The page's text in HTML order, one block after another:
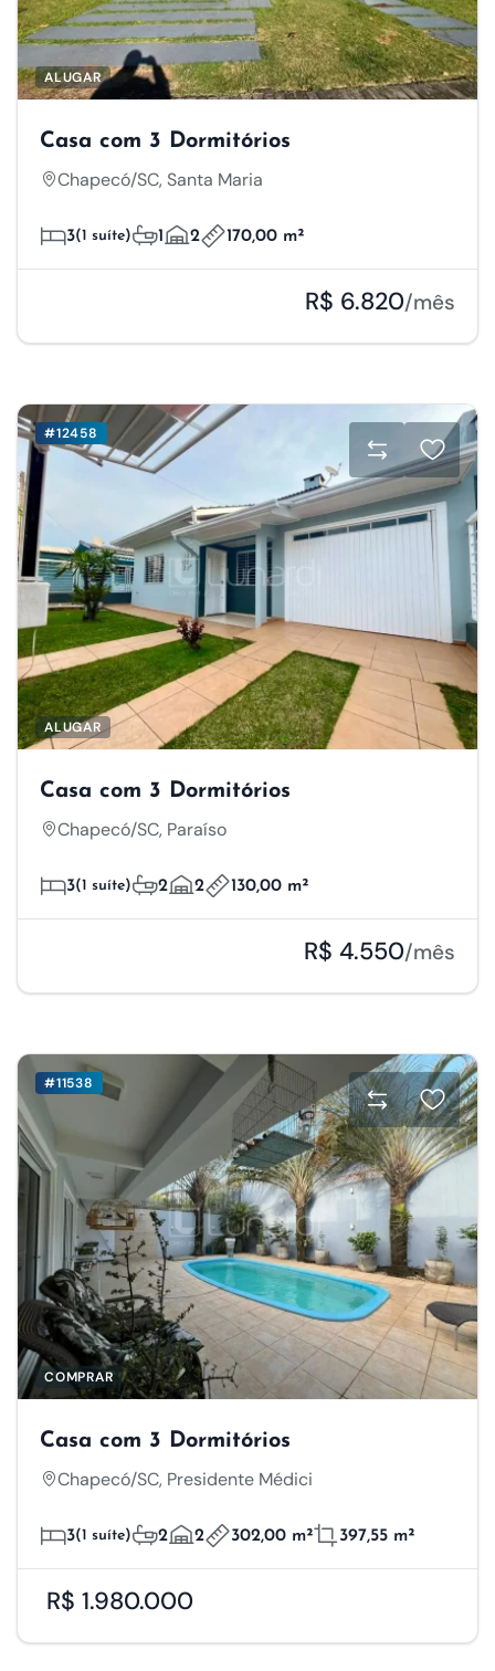
ALUGAR
Casa com 3 Dormitórios
Chapecó/SC, Santa Maria
3(1 suíte) 1 2 170,00 m²
R$ 6.820/mês
#12458
ALUGAR
Casa com 3 Dormitórios
Chapecó/SC, Paraíso
3(1 suíte) 2 2 130,00 m²
R$ 4.550/mês
#11538
COMPRAR
Casa com 3 Dormitórios
Chapecó/SC, Presidente Médici
3(1 suíte) 2 2 302,00 m² 397,55 m²
R$ 1.980.000